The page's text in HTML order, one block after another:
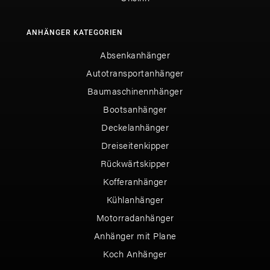
ANHÄNGER KATEGORIEN
Absenkanhänger
Autotransportanhänger
Baumaschinennhänger
Bootsanhänger
Deckelanhänger
Dreiseitenkipper
Rückwärtskipper
Kofferanhänger
Kühlanhänger
Motorradanhänger
Anhänger mit Plane
Koch Anhänger